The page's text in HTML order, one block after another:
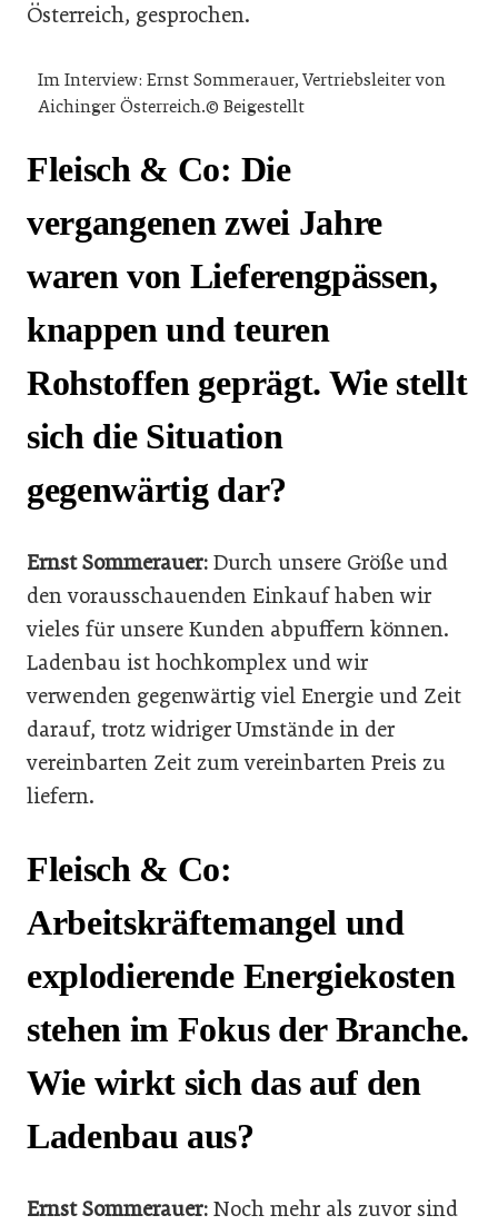
Österreich, gesprochen.
Im Interview: Ernst Sommerauer, Vertriebsleiter von
Aichinger Österreich.© Beigestellt
Fleisch & Co: Die
vergangenen zwei Jahre
waren von Lieferengpässen,
knappen und teuren
Rohstoffen geprägt. Wie stellt
sich die Situation
gegenwärtig dar?
Ernst Sommerauer: Durch unsere Größe und
den vorausschauenden Einkauf haben wir
vieles für unsere Kunden abpuffern können.
Ladenbau ist hochkomplex und wir
verwenden gegenwärtig viel Energie und Zeit
darauf, trotz widriger Umstände in der
vereinbarten Zeit zum vereinbarten Preis zu
liefern.
Fleisch & Co:
Arbeitskräftemangel und
explodierende Energiekosten
stehen im Fokus der Branche.
Wie wirkt sich das auf den
Ladenbau aus?
Ernst Sommerauer: Noch mehr als zuvor sind